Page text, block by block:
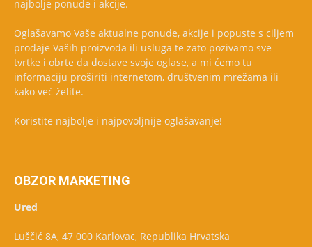
najbolje ponude i akcije.
Oglašavamo Vaše aktualne ponude, akcije i popuste s ciljem
prodaje Vaših proizvoda ili usluga te zato pozivamo sve
tvrtke i obrte da dostave svoje oglase, a mi ćemo tu
informaciju proširiti internetom, društvenim mrežama ili
kako već želite.
Koristite najbolje i najpovoljnije oglašavanje!
OBZOR MARKETING
Ured
Luščić 8A, 47 000 Karlovac, Republika Hrvatska